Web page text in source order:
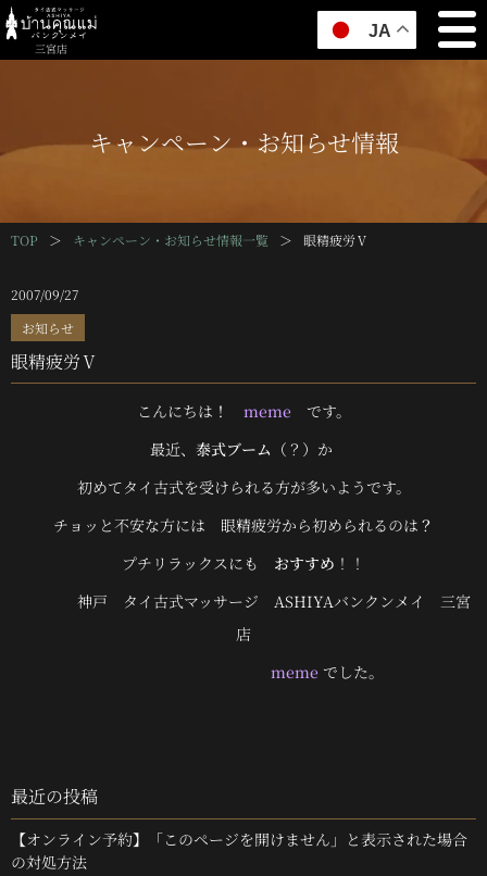
三宮店
キャンペーン・お知らせ情報
TOP ＞ キャンペーン・お知らせ情報一覧 ＞ 眼精疲労Ⅴ
2007/09/27
お知らせ
眼精疲労Ⅴ
こんにちは ！ meme です。
最近、 泰式ブーム （？）か
初めてタイ古式を受けられる方が多いようです。
チョッと不安な方には 眼精疲労から初められるのは ？
プチリラックスにも おすすめ ！！
神戸 タイ古式マッサージ ASHIYAバンクンメイ 三宮
店
meme でした。
最近の投稿
【オンライン予約】「このページを開けません」と表示された場合
の対処方法
JA